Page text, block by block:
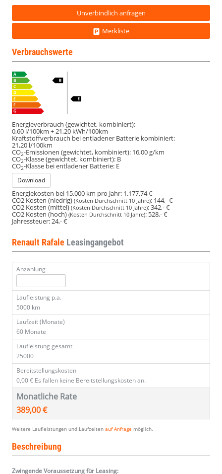
Unverbindlich anfragen
Merkliste
Verbrauchswerte
Energieverbrauch (gewichtet, kombiniert):
0,60 l/100km + 21,20 kWh/100km
Kraftstoffverbrauch bei entladener Batterie kombiniert:
21,20 l/100km
CO2-Emissionen (gewichtet, kombiniert): 16,00 g/km
CO2-Klasse (gewichtet, kombiniert): B
CO2-Klasse bei entladener Batterie: E
Download
Energiekosten bei 15.000 km pro Jahr: 1.177,74 €
CO2 Kosten (niedrig) (Kosten Durchschnitt 10 Jahre): 144,- €
CO2 Kosten (mittel)(Kosten Durchschnitt 10 Jahre):342,- €
CO2 Kosten (hoch) (Kosten Durchschnitt 10 Jahre): 528,- €
Jahressteuer:24,- €
Renault Rafale Leasingangebot
Anzahlung
Laufleistung p.a.
5000 km
Laufzeit (Monate)
60 Monate
Laufleistung gesamt
25000
Bereitstellungskosten
0,00 € Es fallen keine Bereitstellungskosten an.
Monatliche Rate
389,00 €
Weitere Laufleistungen und Laufzeiten auf Anfrage möglich.
Beschreibung
Zwingende Voraussetzung für Leasing: